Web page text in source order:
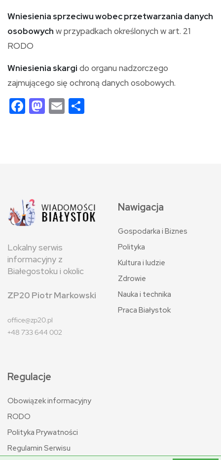
Wniesienia sprzeciwu wobec przetwarzania danych
osobowych w przypadkach określonych w art. 21
RODO
Wniesienia skargi do organu nadzorczego
zajmującego się ochroną danych osobowych.
Facebook
Mastodon
Email
Lokalny serwis
informacyjny z
Białegostoku i okolic
ZP20 Piotr Markowski
office@zp20.pl
+48 733 644 002
Nawigacja
Gospodarka i Biznes
Polityka
Kultura i ludzie
Zdrowie
Nauka i technika
Praca Białystok
Regulacje
Obowiązek informacyjny
RODO
Polityka Prywatności
Regulamin Serwisu